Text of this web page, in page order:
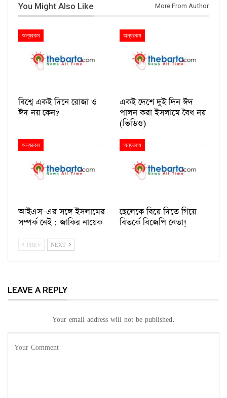
You Might Also Like More From Author
অন্যরকম
বিশ্বে একই দিনে রোজা ও
ঈদ নয় কেন?
অন্যরকম
একই দেশে দুই দিন ঈদ
পালন করা ইসলামে বৈধ নয়
(ভিডিও)
অন্যরকম
আইএস–এর সঙ্গে ইসলামের
সম্পর্ক নেই :‌ জাকির নায়েক
অন্যরকম
ছেলেকে বিয়ে দিতে গিয়ে
বিতর্কে বিজেপি নেতা!
PREV NEXT
LEAVE A REPLY
Your email address will not be published.